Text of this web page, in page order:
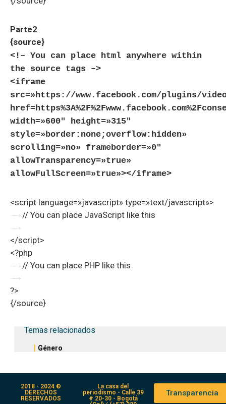
Parte2
{source}
<!– You can place html anywhere within
the source tags –>
<iframe
src=»https://www.facebook.com/plugins/
width=»600″ height=»315″
style=»border:none;overflow:hidden»
scrolling=»no» frameborder=»0″
allowTransparency=»true»
allowFullScreen=»true»></iframe>
<script language=»javascript» type=»text/javascript»>
// You can place JavaScript like this
</script>
<?php
// You can place PHP like this
?>
{/source}
Temas relacionados
Género
2018 - 2024 ©
DERECHOS
RESERVADOS
La casa del
periodismo - Calle 39
# 20-30 - Bogotá
Transparencia